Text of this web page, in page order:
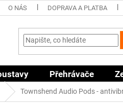
O NÁS DOPRAVA A PLATBA
Přehrávače
Townshend Audio Pods -